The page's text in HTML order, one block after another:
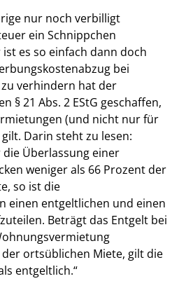
nur noch verbilligt
ein Schnippchen
es so einfach dann doch
bei
verhindern hat der
§ 21 Abs. 2 EStG geschaffen,
(und nicht nur für
Darin steht zu lesen:
Überlassung einer
weniger als 66 Prozent der
so ist die
einen entgeltlichen und einen
Beträgt das Entgelt bei
ortsüblichen Miete, gilt die
entgeltlich.“